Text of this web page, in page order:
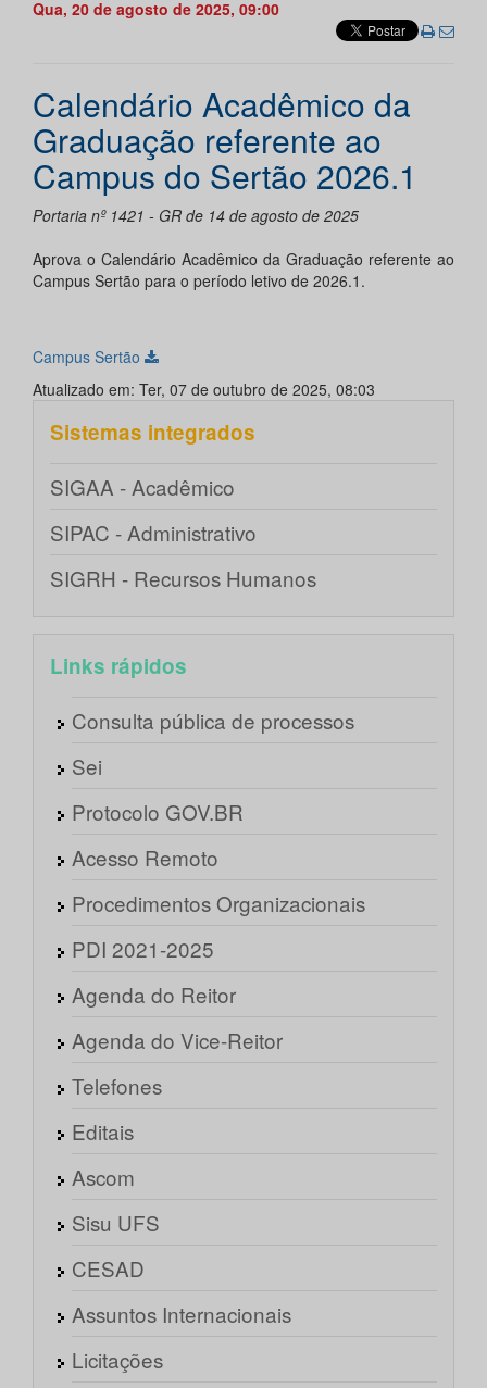
Qua, 20 de agosto de 2025, 09:00
Calendário Acadêmico da
Graduação referente ao
Campus do Sertão 2026.1
Portaria nº 1421 - GR de 14 de agosto de 2025
Aprova o Calendário Acadêmico da Graduação referente ao
Campus Sertão para o período letivo de 2026.1.
Campus Sertão
Atualizado em: Ter, 07 de outubro de 2025, 08:03
Sistemas integrados
SIGAA - Acadêmico
SIPAC - Administrativo
SIGRH - Recursos Humanos
Links rápidos
Consulta pública de processos
Sei
Protocolo GOV.BR
Acesso Remoto
Procedimentos Organizacionais
PDI 2021-2025
Agenda do Reitor
Agenda do Vice-Reitor
Telefones
Editais
Ascom
Sisu UFS
CESAD
Assuntos Internacionais
Licitações